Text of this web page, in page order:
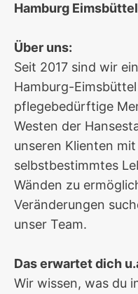
Hamburg
Über uns:
Seit 2017 sind wir
Hamburg-
pflegebedürftige
Westen der
unseren Klienten
selbstbestimmtes
Wänden zu
Veränderungen
unser Team.
Das erwartet dich
Wir wissen, was du